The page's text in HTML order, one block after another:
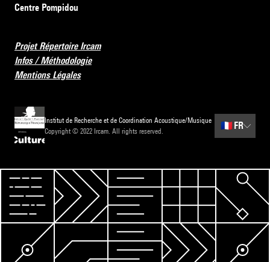
Centre Pompidou
Projet Répertoire Ircam
Infos / Méthodologie
Mentions Légales
Institut de Recherche et de Coordination Acoustique/Musique
Copyright © 2022 Ircam. All rights reserved.
🇫🇷 FR